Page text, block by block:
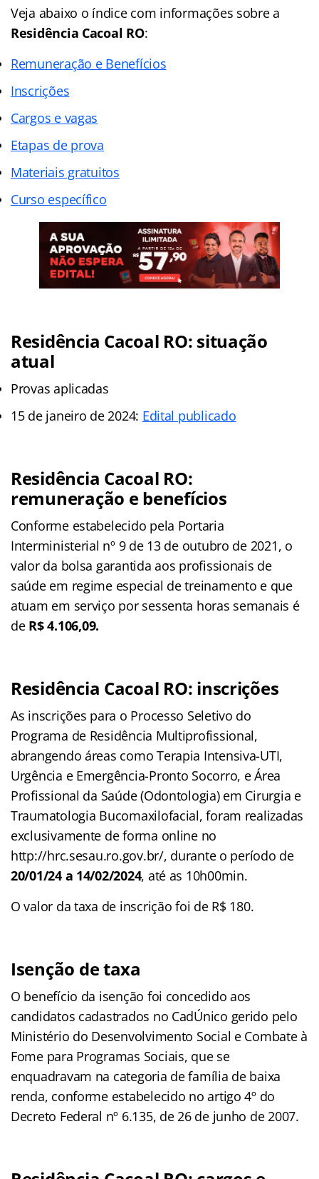
Veja abaixo o índicecom informações sobre a
Residência Cacoal RO:
Remuneração e Benefícios
Inscrições
Cargos e vagas
Etapas de prova
Materiais gratuitos
Curso específico
Residência Cacoal RO: situação
atual
Provas aplicadas
15 de janeiro de 2024: Edital publicado
Residência Cacoal RO:
remuneração e benefícios
Conforme estabelecido pela Portaria
Interministerial nº 9 de 13 de outubro de 2021, o
valor da bolsa garantida aos profissionais de
saúde em regime especial de treinamento e que
atuam em serviço por sessenta horas semanais é
de R$ 4.106,09.
Residência Cacoal RO: inscrições
As inscrições para o Processo Seletivo do
Programa de Residência Multiprofissional,
abrangendo áreas como Terapia Intensiva-UTI,
Urgência e Emergência-Pronto Socorro, e Área
Profissional da Saúde (Odontologia) em Cirurgia e
Traumatologia Bucomaxilofacial, foram realizadas
exclusivamente de forma online no
http://hrc.sesau.ro.gov.br/, durante o período de
20/01/24 a 14/02/2024, até as 10h00min.
O valor da taxa de inscrição foi de R$ 180.
Isenção de taxa
O benefício da isenção foi concedido aos
candidatos cadastrados no CadÚnico gerido pelo
Ministério do Desenvolvimento Social e Combate à
Fome para Programas Sociais, que se
enquadravam na categoria de família de baixa
renda, conforme estabelecido no artigo 4º do
Decreto Federal nº 6.135, de 26 de junho de 2007.